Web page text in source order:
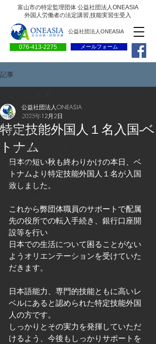
富山市の特定監理団体 公益社団法人ONEASIA
外国人労働者の法定講習,技能実習生受入
076-413-2275
公益社団法人ONEASIA
メールフォーム
記事
全ての記事
会員専用ページ
一般の方向けブログ
求人情報
求職情報
特定技能外国人１名入国-ベ
トナム
公益社団法人ONEASIA
2025年12月2日
日本の短い秋も終わりかけの本日、ベ
トナムより特定技能外国人１名が入国
致しました。
これから弊団体職員のサポートで配属
先の役所での転入手続き、銀行口座開
設等を行い
日本での生活について困ることがない
ようオリエンテーションを受けていた
だきます。
日本語能力、専門的技能ともに高いレ
ベルにあると認められた特定技能外国
人の方です。
しっかりとその実力を発揮していただ
けるよう、今後もしっかりサポートを